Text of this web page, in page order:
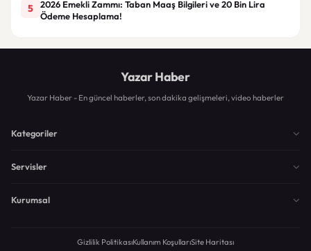
5
2026 Emekli Zammı: Taban Maaş Bilgileri ve 20 Bin Lira
Ödeme Hesaplama!
Yazar Haber
Yazar Haber - En güncel haberler, son dakika gelişmeleri, video haberler
Kategoriler
Servisler
Kurumsal
Gizlilik PolitikasıKullanım KoşullarıSite Haritası